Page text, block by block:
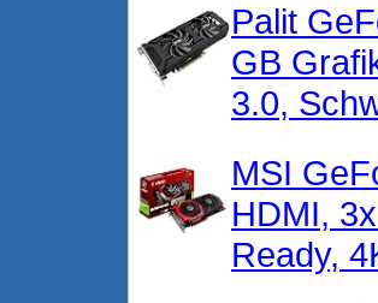
Palit
GB
3.0,
MSI
HDMI,
Ready,